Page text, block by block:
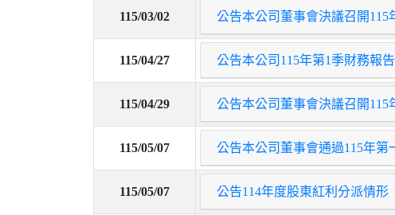
115/03/02 公告本公司董事會決議召開115
115/04/27 公告本公司115年第1季財務報
115/04/29 公告本公司董事會決議召開
115/05/07 公告本公司董事會通過115年第
115/05/07 公告114年度股東紅利分派情形